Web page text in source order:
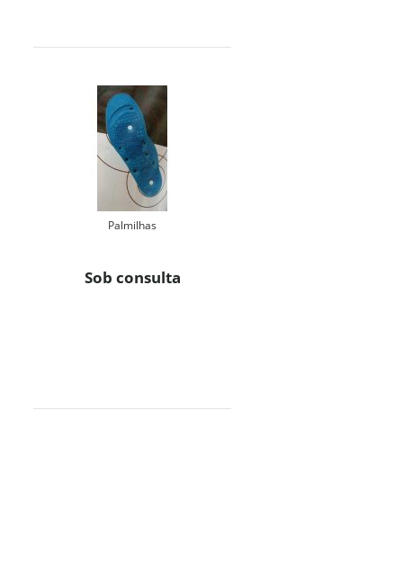
Palmilhas
Sob consulta